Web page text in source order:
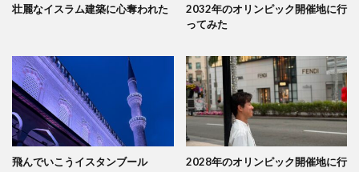
壮麗なイスラム建築に心奪われた
2032年のオリンピック開催地に行
ってみた
飛んでいこうイスタンブール
2028年のオリンピック開催地に行